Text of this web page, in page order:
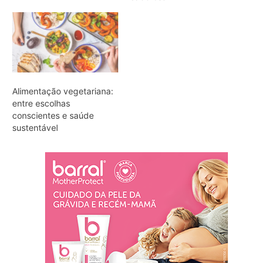
Alimentação vegetariana:
entre escolhas
conscientes e saúde
sustentável